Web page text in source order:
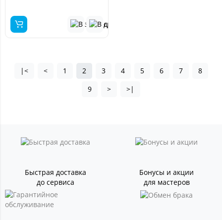
|< < 1 2 3 4 5 6 7
8
9
> >|
Быстрая доставка
до сервиса
Бонусы и акции
для мастеров